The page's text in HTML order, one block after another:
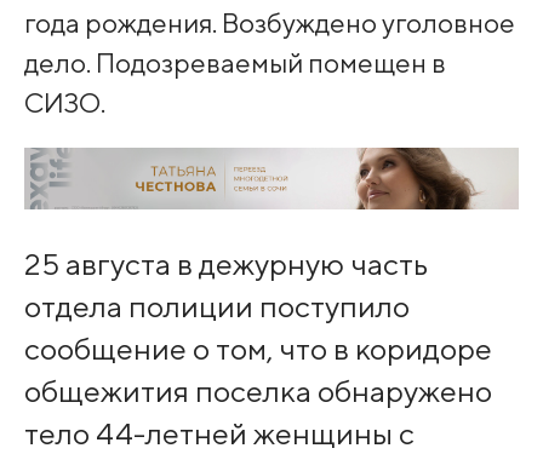
года рождения. Возбуждено уголовное
дело. Подозреваемый помещен в
СИЗО.
25 августа в дежурную часть
отдела полиции поступило
сообщение о том, что в коридоре
общежития поселка обнаружено
тело 44-летней женщины с